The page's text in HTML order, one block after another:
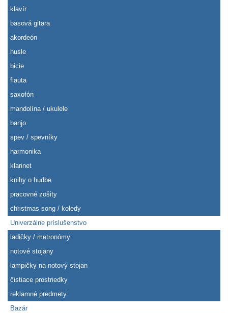
klavír
basová gitara
akordeón
husle
bicie
flauta
saxofón
mandolína / ukulele
banjo
spev / spevníky
harmonika
klarinet
knihy o hudbe
pracovné zošity
christmas song / koledy
Univerzálne príslušenstvo
ladičky / metronómy
notové stojany
lampičky na notový stojan
čistiace prostriedky
reklamné predmety
Bazár